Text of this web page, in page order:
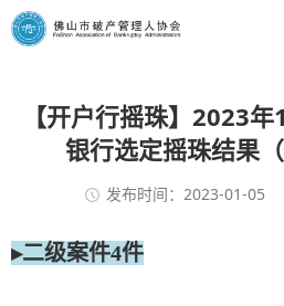
【开户行摇珠】2023
银行选定摇珠结果（
发布时间：2023-01-05
▸二级案件4件